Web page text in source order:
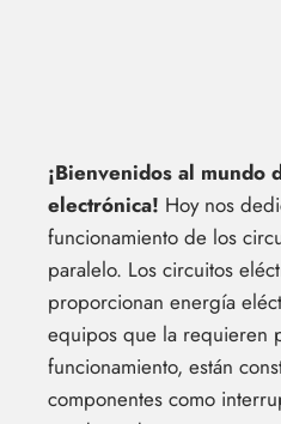
¡Bienvenidos al mundo
electrónica! Hoy nos
funcionamiento de los
paralelo. Los circuitos
proporcionan energía
equipos que la requieren
funcionamiento, están
componentes como